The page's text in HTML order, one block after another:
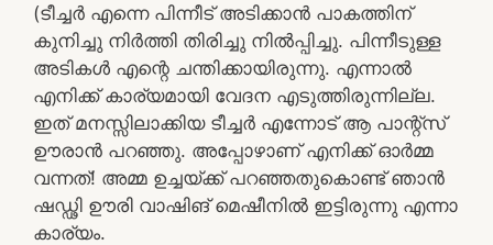
(ടീച്ചർ എന്നെ പിന്നീട് അടിക്കാൻ പാകത്തിന്
കുനിച്ചു നിർത്തി തിരിച്ചു നിൽപ്പിച്ചു. പിന്നീടുള്ള
അടികൾ എന്റെ ചന്തിക്കായിരുന്നു. എന്നാൽ
എനിക്ക് കാര്യമായി വേദന എടുത്തിരുന്നില്ല.
ഇത് മനസ്സിലാക്കിയ ടീച്ചർ എന്നോട് ആ പാന്റ്സ്
ഊരാൻ പറഞ്ഞു. അപ്പോഴാണ് എനിക്ക് ഓർമ്മ
വന്നത്! അമ്മ ഉച്ചയ്ക്ക് പറഞ്ഞതുകൊണ്ട് ഞാൻ
ഷഡ്ഢി ഊരി വാഷിങ് മെഷീനിൽ ഇട്ടിരുന്നു എന്നാ
കാര്യം.